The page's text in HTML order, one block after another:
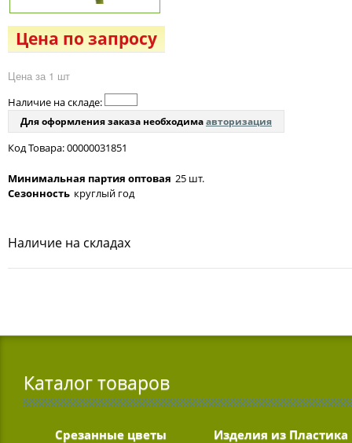
Цена по запросу
Цена за 1 шт
Наличие на складе:
Для оформления заказа необходимаавторизация
Код Товара: 00000031851
Минимальная партия оптовая 25 шт.
Сезонность круглый год
Наличие на складах
Каталог товаров
Срезанные цветы Изделия из Пластика